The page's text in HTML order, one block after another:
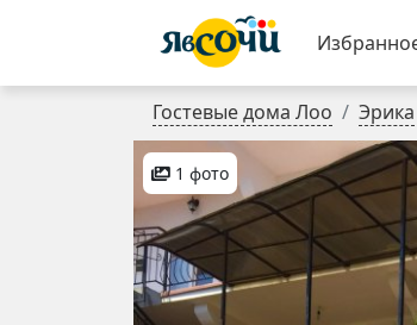
Гостевые дома Лоо Эрика
1 фото